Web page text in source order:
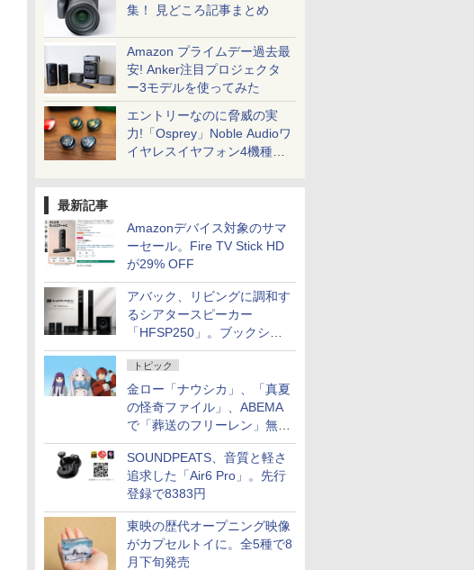
集！ 見どころ記事まとめ
Amazon プライムデー過去最
安! Anker注目プロジェクタ
ー3モデルを使ってみた
エントリーなのに脅威の実
力!「Osprey」Noble Audioワ
イヤレスイヤフォン4機種を
最新記事
Amazonデバイス対象のサマ
ーセール。Fire TV Stick HD
が29% OFF
アバック、リビングに調和す
るシアタースピーカー
「HFSP250」。ブックシェ
ルフはペア3万円以下
トピック
金ロー「ナウシカ」、「真夏
の怪奇ファイル」、ABEMA
で「葬送のフリーレン」無料
配信など。夏の特番・配信情
報
SOUNDPEATS、音質と軽さ
追求した「Air6 Pro」。先行
登録で8383円
東映の歴代オープニング映像
がカプセルトイに。全5種で8
月下旬発売